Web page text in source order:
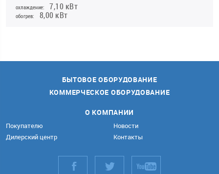
охлаждение: 7,10 кВт
обогрев: 8,00 кВт
БЫТОВОЕ ОБОРУДОВАНИЕ
КОММЕРЧЕСКОЕ ОБОРУДОВАНИЕ
О КОМПАНИИ
Покупателю
Дилерский центр
Новости
Контакты